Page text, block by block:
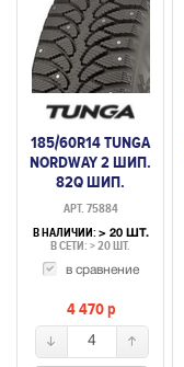
185/60R14 TUNGA
NORDWAY 2 ШИП.
82Q ШИП.
АРТ. 75884
В НАЛИЧИИ: > 20 ШТ.
В СЕТИ: > 20 ШТ.
в сравнение
4 470p
4